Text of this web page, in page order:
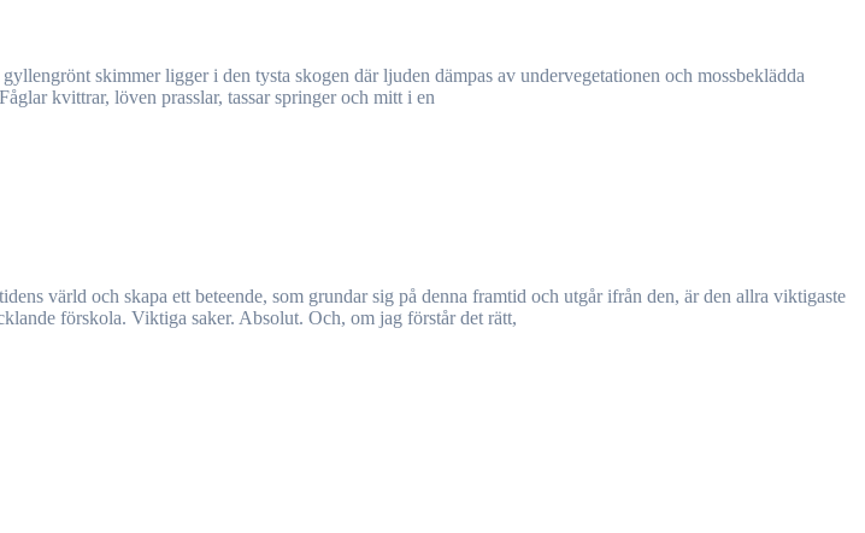
kvittrar, löven prasslar, tassar springer och mitt i en
förskola. Viktiga saker. Absolut. Och, om jag förstår det rätt,